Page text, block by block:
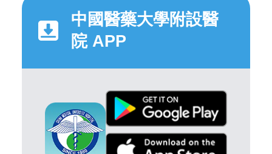
中國醫藥大學附設醫
院 APP